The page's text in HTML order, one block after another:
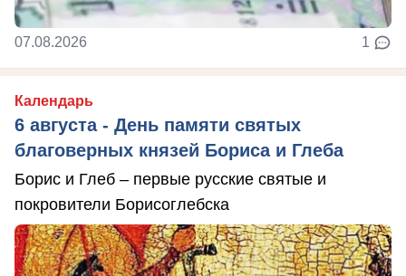
07.08.2026 1
Календарь
6 августа - День памяти святых
благоверных князей Бориса и Глеба
Борис и Глеб – первые русские святые и
покровители Борисоглебска